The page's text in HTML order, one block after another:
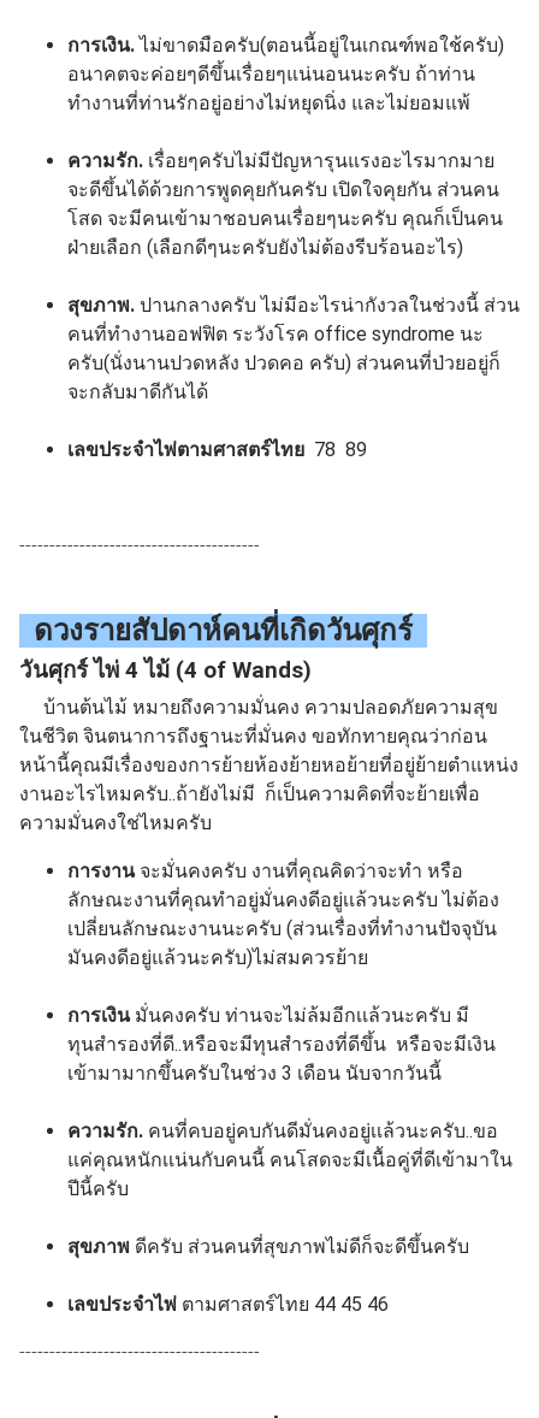
การเงิน.ไม่ขาดมือครับ(ตอนนี้อยู่ในเกณฑ์พอใช้ครับ)
อนาคตจะค่อยๆดีขึ้นเรื่อยๆแน่นอนนะครับ ถ้าท่าน
ทำงานที่ท่านรักอยู่อย่างไม่หยุดนิ่ง และไม่ยอมแพ้
ความรัก. เรื่อยๆครับไม่มีปัญหารุนแรงอะไรมากมาย
จะดีขึ้นได้ด้วยการพูดคุยกันครับ เปิดใจคุยกัน ส่วนคน
โสด จะมีคนเข้ามาชอบคนเรื่อยๆนะครับ คุณก็เป็นคน
ฝ่ายเลือก (เลือกดีๆนะครับยังไม่ต้องรีบร้อนอะไร)
สุขภาพ. ปานกลางครับ ไม่มีอะไรน่ากังวลในช่วงนี้ ส่วน
คนที่ทำงานออฟฟิต ระวังโรค office syndrome นะ
ครับ(นั่งนานปวดหลัง ปวดคอ ครับ) ส่วนคนที่ป่วยอยู่ก็
จะกลับมาดีกันได้
เลขประจำไพ่ตามศาสตร์ไทย 78 89
----------------------------------------
ดวงรายสัปดาห์คนที่เกิดวันศุกร์
วันศุกร์ ไพ่ 4 ไม้ (4 of Wands)
บ้านต้นไม้ หมายถึงความมั่นคง ความปลอดภัยความสุข
ในชีวิต จินตนาการถึงฐานะที่มั่นคง ขอทักทายคุณว่าก่อน
หน้านี้คุณมีเรื่องของการย้ายห้องย้ายหอย้ายที่อยู่ย้ายตำแหน่ง
งานอะไรไหมครับ..ถ้ายังไม่มี ก็เป็นความคิดที่จะย้ายเพื่อ
ความมั่นคงใช่ไหมครับ
การงานจะมั่นคงครับ งานที่คุณคิดว่าจะทำ หรือ
ลักษณะงานที่คุณทำอยู่มั่นคงดีอยู่เเล้วนะครับไม่ต้อง
เปลี่ยนลักษณะงานนะครับ (ส่วนเรื่องที่ทำงานปัจจุบัน
มันคงดีอยู่แล้วนะครับ)ไม่สมควรย้าย
การเงินมั่นคงครับ ท่านจะไม่ล้มอีกเเล้วนะครับ มี
ทุนสำรองที่ดี..หรือจะมีทุนสำรองที่ดีขึ้น หรือจะมีเงิน
เข้ามามากขึ้นครับในช่วง 3 เดือน นับจากวันนี้
ความรัก. คนที่คบอยู่คบกันดีมั่นคงอยู่เเล้วนะครับ..ขอ
แค่คุณหนักเเน่นกับคนนี้ คนโสดจะมีเนื้อคู่ที่ดีเข้ามาใน
ปีนี้ครับ
สุขภาพ ดีครับ ส่วนคนที่สุขภาพไม่ดีก็จะดีขึ้นครับ
เลขประจำไพ่ ตามศาสตร์ไทย 44 45 46
----------------------------------------